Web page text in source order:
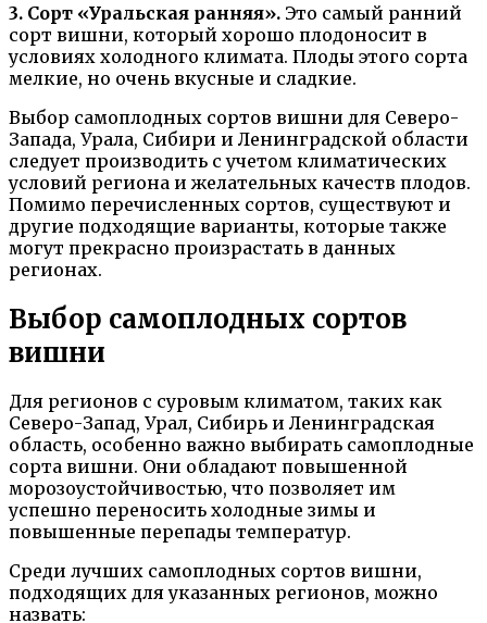
3. Сорт «Уральская ранняя». Это самый ранний
сорт вишни, который хорошо плодоносит в
условиях холодного климата. Плоды этого сорта
мелкие, но очень вкусные и сладкие.
Выбор самоплодных сортов вишни для Северо-
Запада, Урала, Сибири и Ленинградской области
следует производить с учетом климатических
условий региона и желательных качеств плодов.
Помимо перечисленных сортов, существуют и
другие подходящие варианты, которые также
могут прекрасно произрастать в данных
регионах.
Выбор самоплодных сортов
вишни
Для регионов с суровым климатом, таких как
Северо-Запад, Урал, Сибирь и Ленинградская
область, особенно важно выбирать самоплодные
сорта вишни. Они обладают повышенной
морозоустойчивостью, что позволяет им
успешно переносить холодные зимы и
повышенные перепады температур.
Среди лучших самоплодных сортов вишни,
подходящих для указанных регионов, можно
назвать: